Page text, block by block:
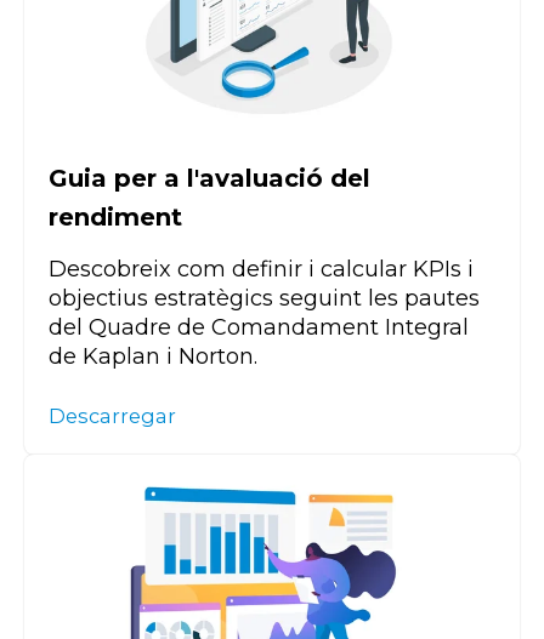
Guia per a l'avaluació del
rendiment
Descobreix com definir i calcular KPIs i
objectius estratègics seguint les pautes
del Quadre de Comandament Integral
de Kaplan i Norton.
Descarregar